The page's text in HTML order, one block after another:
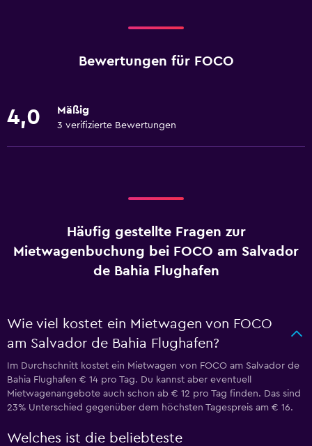
Bewertungen für FOCO
4,0 Mäßig
3 verifizierte Bewertungen
Häufig gestellte Fragen zur
Mietwagenbuchung bei FOCO am Salvador
de Bahia Flughafen
Wie viel kostet ein Mietwagen von FOCO
am Salvador de Bahia Flughafen?
Im Durchschnitt kostet ein Mietwagen von FOCO am Salvador de
Bahia Flughafen € 14 pro Tag. Du kannst aber eventuell
Mietwagenangebote auch schon ab € 12 pro Tag finden. Das sind
23% Unterschied gegenüber dem höchsten Tagespreis am € 16.
Welches ist die beliebteste